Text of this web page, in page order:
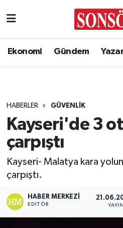
Ekonomi Gündem
HABERLER GÜVENLIK
Kayseri'de 3
çarpıştı
Kayseri- Malatya kara
çarpıştı.
HABER MERKEZI
EDITÖR